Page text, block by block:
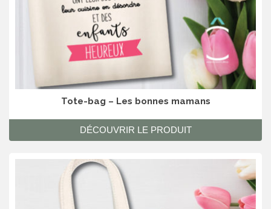
Tote-bag – Les bonnes mamans
DÉCOUVRIR LE PRODUIT